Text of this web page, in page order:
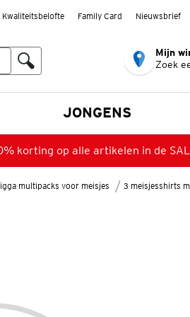
Kwaliteitsbelofte Family Card Nieuwsbrief
Mijn
Zoek
JONGENS
korting op alle artikelen in de
multipacks voor meisjes 3 meisjesshirts